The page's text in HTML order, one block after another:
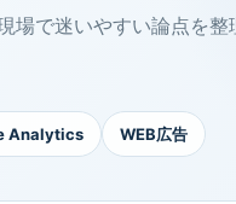
場で迷いやすい論点を整
Analytics WEB広告